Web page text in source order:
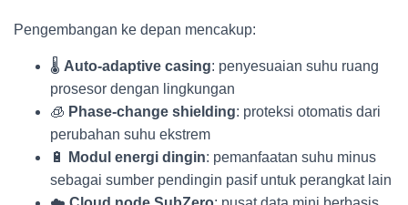
Pengembangan ke depan mencakup:
🌡️ Auto-adaptive casing: penyesuaian suhu ruang
prosesor dengan lingkungan
🧊 Phase-change shielding: proteksi otomatis dari
perubahan suhu ekstrem
🔋
Modul energi dingin: pemanfaatan suhu minus
sebagai sumber pendingin pasif untuk perangkat lain